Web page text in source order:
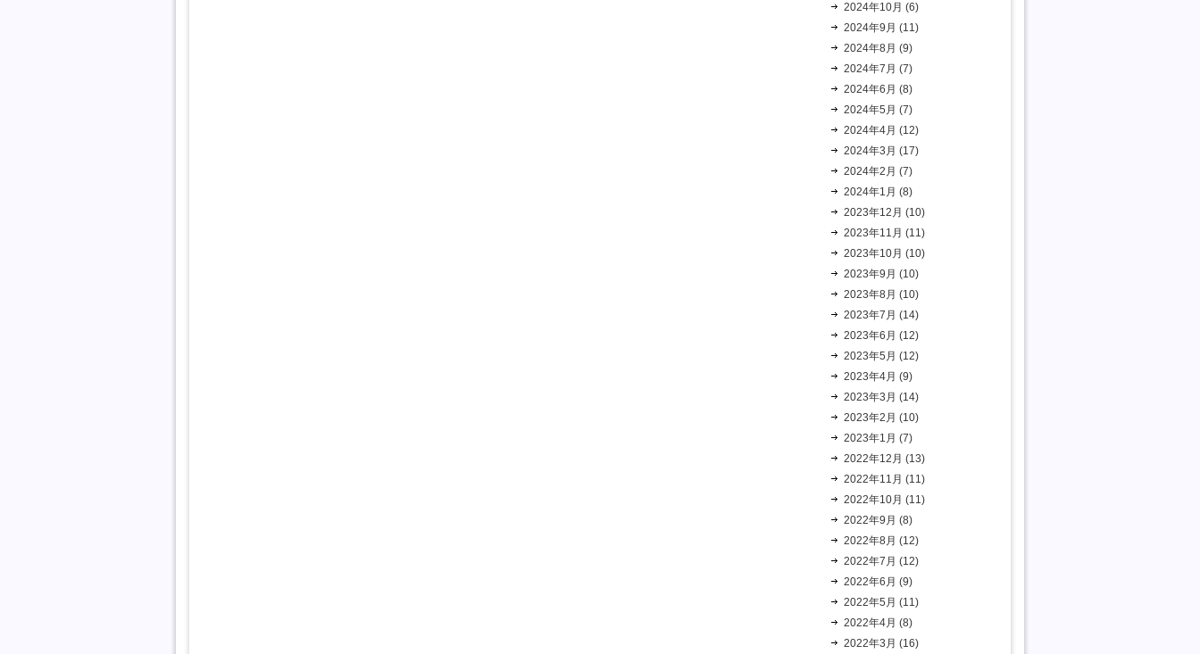
2024年10月 (6)
2024年9月 (11)
2024年8月 (9)
2024年7月 (7)
2024年6月 (8)
2024年5月 (7)
2024年4月 (12)
2024年3月 (17)
2024年2月 (7)
2024年1月 (8)
2023年12月 (10)
2023年11月 (11)
2023年10月 (10)
2023年9月 (10)
2023年8月 (10)
2023年7月 (14)
2023年6月 (12)
2023年5月 (12)
2023年4月 (9)
2023年3月 (14)
2023年2月 (10)
2023年1月 (7)
2022年12月 (13)
2022年11月 (11)
2022年10月 (11)
2022年9月 (8)
2022年8月 (12)
2022年7月 (12)
2022年6月 (9)
2022年5月 (11)
2022年4月 (8)
2022年3月 (16)